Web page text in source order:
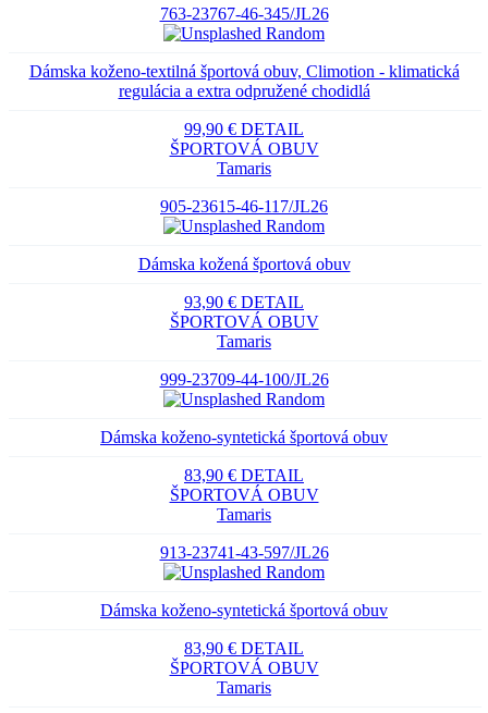
763-23767-46-345/JL26
Dámska koženo-textilná športová obuv, Climotion - klimatická
regulácia a extra odpružené chodidlá
99,90 € DETAIL
ŠPORTOVÁ OBUV
Tamaris
905-23615-46-117/JL26
Dámska kožená športová obuv
93,90 € DETAIL
ŠPORTOVÁ OBUV
Tamaris
999-23709-44-100/JL26
Dámska koženo-syntetická športová obuv
83,90 € DETAIL
ŠPORTOVÁ OBUV
Tamaris
913-23741-43-597/JL26
Dámska koženo-syntetická športová obuv
83,90 € DETAIL
ŠPORTOVÁ OBUV
Tamaris